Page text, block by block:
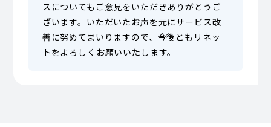
スについてもご意見をいただきありがとうご
ざいます。いただいたお声を元にサービス改
善に努めてまいりますので、今後ともリネッ
トをよろしくお願いいたします。